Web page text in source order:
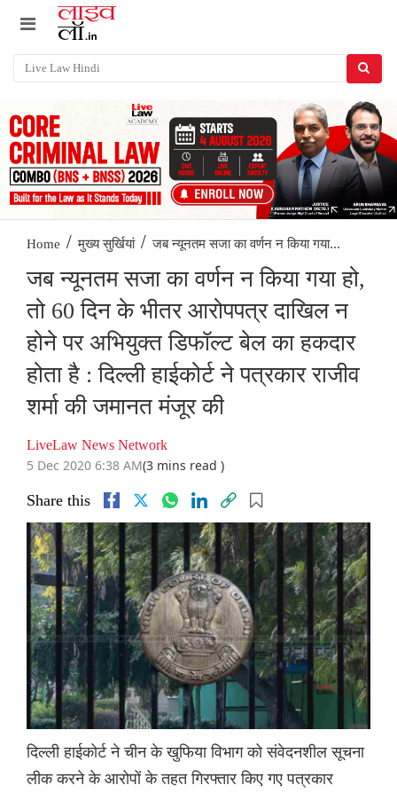
Home / मुख्य सुर्खियां / जब न्यूनतम सजा का वर्णन न किया गया...
जब न्यूनतम सजा का वर्णन न किया गया हो,
तो 60 दिन के भीतर आरोपपत्र दाखिल न
होने पर अभियुक्त डिफॉल्ट बेल का हकदार
होता है : दिल्ली हाईकोर्ट ने पत्रकार राजीव
शर्मा की जमानत मंजूर की
LiveLaw News Network
5 Dec 2020 6:38 AM(3 mins read )
Share this
दिल्ली हाईकोर्ट ने चीन के खुफिया विभाग को संवेदनशील सूचना
लीक करने के आरोपों के तहत गिरफ्तार किए गए पत्रकार